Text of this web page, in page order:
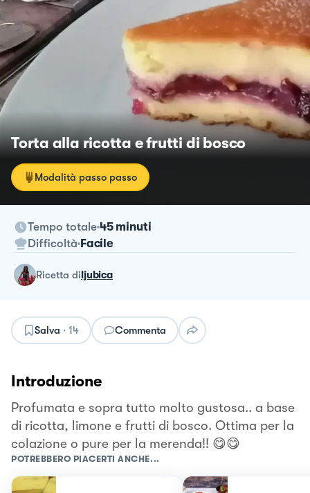
Torta alla ricotta e frutti di bosco
Modalità passo passo
Tempo totale 45 minuti
Difficoltà Facile
ricetta diljubica
Salva · 14 Commenta
Introduzione
Profumata e sopra tutto molto gustosa.. a base
di ricotta, limone e frutti di bosco. Ottima per la
colazione o pure per la merenda!! 😋😋
POTREBBERO PIACERTI ANCHE...